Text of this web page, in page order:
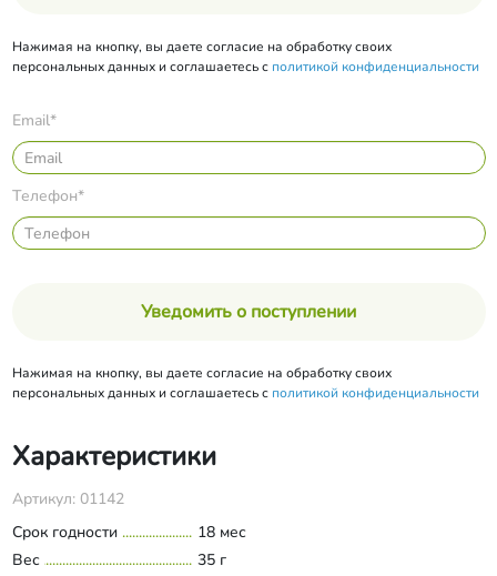
Нажимая на кнопку, вы даете согласие на обработку своих
персональных данных и соглашаетесь с политикой конфиденциальности
Email*
Телефон*
Уведомить о поступлении
Нажимая на кнопку, вы даете согласие на обработку своих
персональных данных и соглашаетесь с политикой конфиденциальности
Характеристики
Артикул: 01142
Срок годности
18 мес
Вес
35 г